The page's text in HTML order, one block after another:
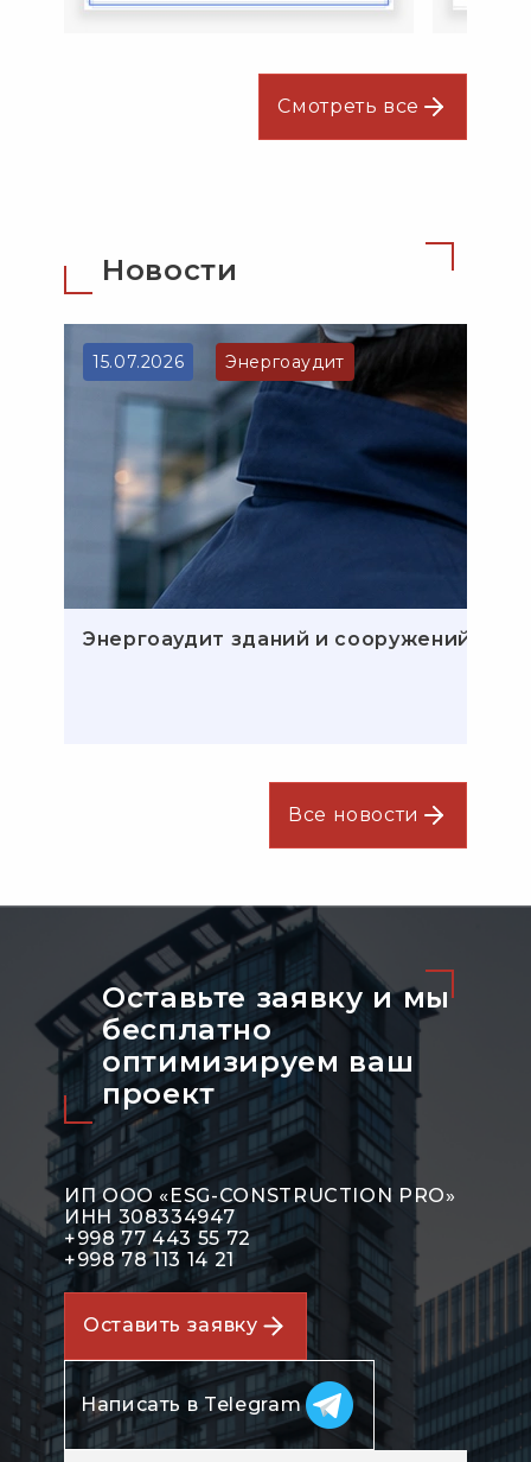
Смотреть все
Новости
Энергоаудит
15.07.2026
Энергоаудит зданий и сооружений:
Все новости
Оставьте заявку и мы
бесплатно
оптимизируeм ваш
проект
ИП ООО «ESG-CONSTRUCTION PRO»
ИНН 308334947
+998 77 443 55 72
+998 78 113 14 21
Оставить заявку
Написать в Telegram